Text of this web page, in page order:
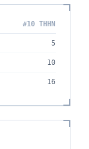
#10 THHN
5
10
16